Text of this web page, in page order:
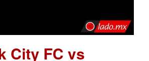
City FC vs